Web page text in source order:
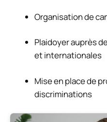
Organisation de
Plaidoyer auprès
et internationales
Mise en place de
discriminations